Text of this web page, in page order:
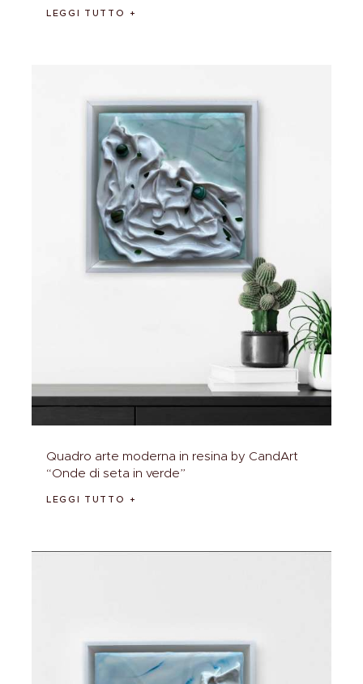
LEGGI TUTTO
Quadro arte moderna in resina by CandArt
“Onde di seta in verde”
LEGGI TUTTO